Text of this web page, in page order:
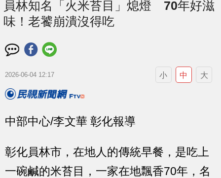
員林知名「火米苔目」熄燈 70年好滋
味！老饕崩潰沒得吃
2026-06-04 12:17 小 中 大
中部中心/李文華 彰化報導
彰化員林市，在地人的傳統早餐，是吃上
一碗鹹的米苔目，一家在地飄香70年，名